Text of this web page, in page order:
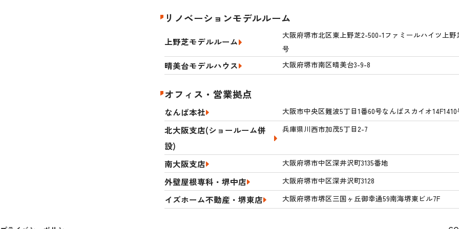
リノベーションモデルルーム
上野芝モデルルーム
大阪府堺市北区東上野芝2-500-1ファミールハイツ上野
号
晴美台モデルハウス 大阪府堺市南区晴美台3-9-8
オフィス・営業拠点
なんば本社 大阪市中央区難波5丁目1番60号なんばスカイオ14F1410
北大阪支店(ショールーム併
設)
兵庫県川西市加茂5丁目2-7
南大阪支店 大阪府堺市中区深井沢町3135番地
外壁屋根専科・堺中店 大阪府堺市中区深井沢町3128
イズホーム不動産・堺東店 大阪府堺市堺区三国ヶ丘御幸通59南海堺東ビル7F